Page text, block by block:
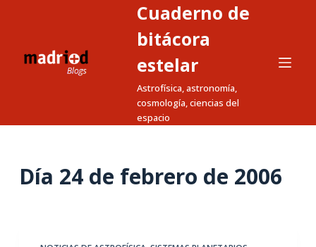
a
Cuaderno de
bitácora
estelar
Astrofísica, astronomía,
cosmología, ciencias del
espacio
Día 24 de febrero de 2006